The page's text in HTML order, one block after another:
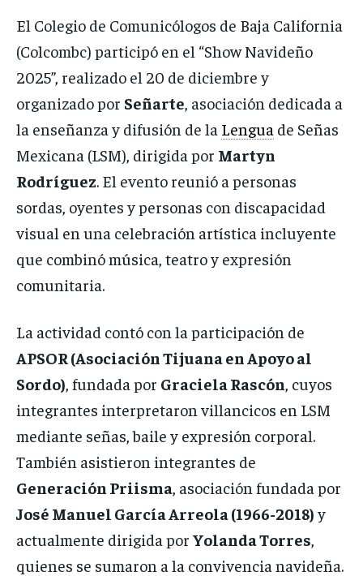
El Colegio de Comunicólogos de Baja California
(Colcombc) participó en el “Show Navideño
2025”, realizado el 20 de diciembre y
organizado por Señarte , asociación dedicada a
la enseñanza y difusión de la Lengua de Señas
Mexicana (LSM), dirigida por Martyn
Rodríguez. El evento reunió a personas
sordas, oyentes y personas con discapacidad
visual en una celebración artística incluyente
que combinó música, teatro y expresión
comunitaria.
La actividad contó con la participación de
APSOR (Asociación Tijuana en Apoyo al
Sordo) , fundada por Graciela Rascón , cuyos
integrantes interpretaron villancicos en LSM
mediante señas, baile y expresión corporal.
También asistieron integrantes de
Generación Priisma , asociación fundada por
José Manuel García Arreola (1966-2018) y
actualmente dirigida por Yolanda Torres
quienes se sumaron a la convivencia navideña.